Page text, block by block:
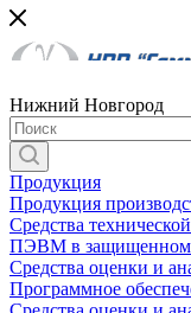
Нижний Новгород
Продукция
Продукция
Средства
ПЭВМ в защищенном
Средства оценки и
Программное